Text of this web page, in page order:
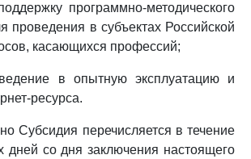
программно-методического
проведения в субъектах Российской
касающихся профессий;
в опытную эксплуатацию и
ресурса.
Субсидия перечисляется в течение
дней со дня заключения настоящего